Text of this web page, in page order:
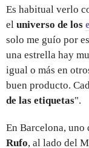
Es habitual verlo
el universo de los
solo me guío por
una estrella hay
igual o más en
buen producto.
de las etiquetas".
En Barcelona, uno
Rufo, al lado del